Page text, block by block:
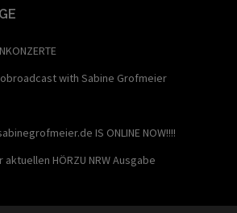
with Sabine Grofmeier
IS ONLINE NOW!!!!
HÖRZU NRW Ausgabe